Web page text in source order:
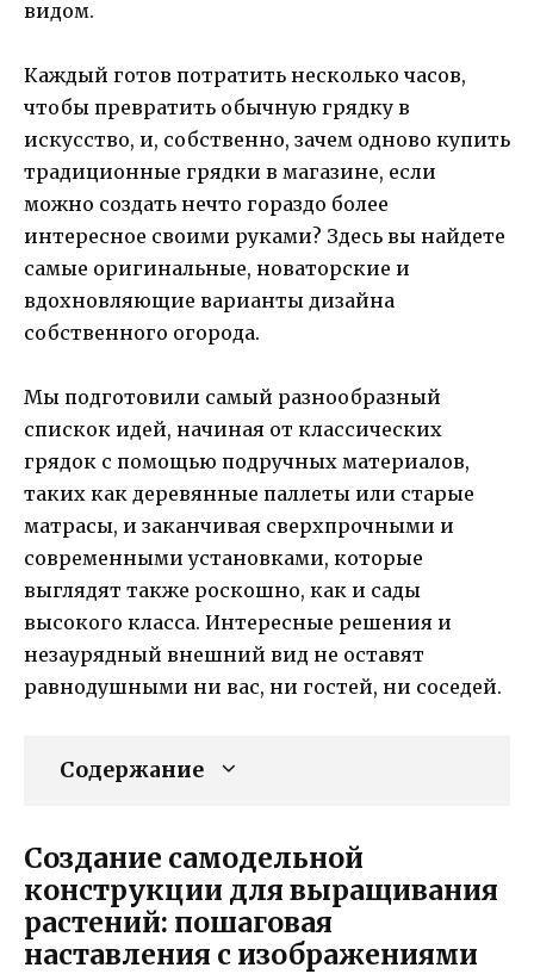
видом.
Каждый готов потратить несколько часов,
чтобы превратить обычную грядку в
искусство, и, собственно, зачем одново купить
традиционные грядки в магазине, если
можно создать нечто гораздо более
интересное своими руками? Здесь вы найдете
самые оригинальные, новаторские и
вдохновляющие варианты дизайна
собственного огорода.
Мы подготовили самый разнообразный
спискок идей, начиная от классических
грядок с помощью подручных материалов,
таких как деревянные паллеты или старые
матрасы, и заканчивая сверхпрочными и
современными установками, которые
выглядят также роскошно, как и сады
высокого класса. Интересные решения и
незаурядный внешний вид не оставят
равнодушными ни вас, ни гостей, ни соседей.
Содержание
Создание самодельной
конструкции для выращивания
растений: пошаговая
наставления с изображениями